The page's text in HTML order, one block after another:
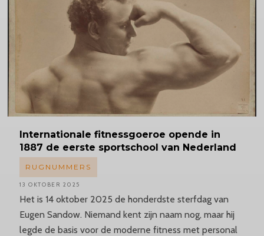
Internationale fitnessgoeroe opende in
1887 de eerste sportschool van Nederland
Het is 14 oktober 2025 de honderdste sterfdag van
Eugen Sandow. Niemand kent zijn naam nog, maar hij
legde de basis voor de moderne fitness met personal
RUGNUMMERS
13 OKTOBER 2025